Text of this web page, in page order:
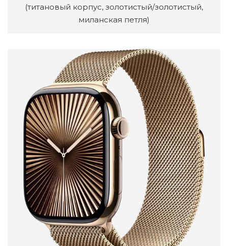
(титановый корпус, золотистый/золотистый,
миланская петля)